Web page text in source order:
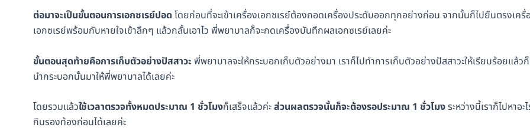
ต่อมาจะเป็นขั้นตอนการเอกซเรย์ปอด โดยก่อนที่จะเข้าเครื่องเอกซเรย์ต้องถอดเครื่องประดับออกทุกอย่างก่อน จากนั้นก็ไปยืนตรงเครื่
เอกซเรย์พร้อมกับหายใจเข้าลึกๆ แล้วกลั้นเอาไว พี่พยาบาลก็จะกดเครื่องบันทึกผลเอกซเรย์เลยค่ะ
ขั้นตอนสุดท้ายคือการเก็บตัวอย่างปัสสาวะ พี่พยาบาลจะให้กระบอกเก็บตัวอย่างมา เราก็ไปทำการเก็บตัวอย่างปัสสาวะให้เรียบร้อยแล้วก็
นำกระบอกนั้นมาให้พี่พยาบาลได้เลยค่ะ
โดยรวมแล้วใช้เวลาตรวจทั้งหมดประมาณ 1 ชั่วโมงก็เสร็จแล้วค่ะส่วนผลตรวจนั้นก็จะต้องรอประมาณ 1 ชั่วโมงระหว่างนี้เราก็ไปหาอะ
กินรองท้องก่อนได้เลยค่ะ